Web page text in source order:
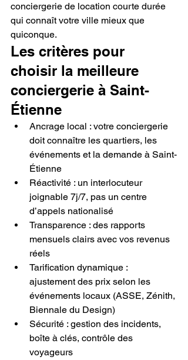
conciergerie de location courte durée
qui connaît votre ville mieux que
quiconque.
Les critères pour
choisir la meilleure
conciergerie à Saint-
Étienne
Ancrage local : votre conciergerie
doit connaître les quartiers, les
événements et la demande à Saint-
Étienne
Réactivité : un interlocuteur
joignable 7j/7, pas un centre
d’appels nationalisé
Transparence : des rapports
mensuels clairs avec vos revenus
réels
Tarification dynamique :
ajustement des prix selon les
événements locaux (ASSE, Zénith,
Biennale du Design)
Sécurité : gestion des incidents,
boîte à clés, contrôle des
voyageurs